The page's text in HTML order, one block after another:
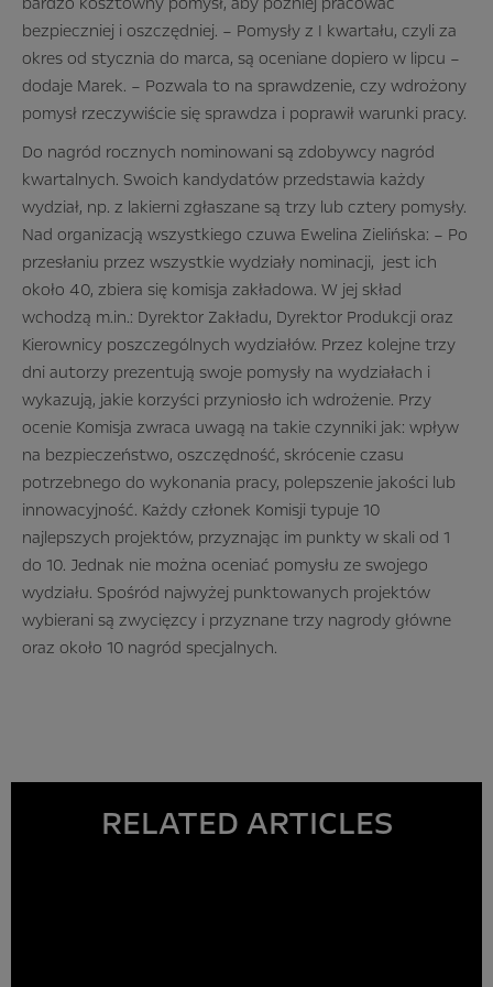
bezpieczniej i oszczędniej. – Pomysły z I kwartału, czyli za
okres od stycznia do marca, są oceniane dopiero w lipcu –
dodaje Marek. – Pozwala to na sprawdzenie, czy wdrożony
pomysł rzeczywiście się sprawdza i poprawił warunki pracy.
Do nagród rocznych nominowani są zdobywcy nagród
kwartalnych. Swoich kandydatów przedstawia każdy
wydział, np. z lakierni zgłaszane są trzy lub cztery pomysły.
Nad organizacją wszystkiego czuwa Ewelina Zielińska: – Po
przesłaniu przez wszystkie wydziały nominacji, jest ich
około 40, zbiera się komisja zakładowa. W jej skład
wchodzą m.in.: Dyrektor Zakładu, Dyrektor Produkcji oraz
Kierownicy poszczególnych wydziałów. Przez kolejne trzy
dni autorzy prezentują swoje pomysły na wydziałach i
wykazują, jakie korzyści przyniosło ich wdrożenie. Przy
ocenie Komisja zwraca uwagą na takie czynniki jak: wpływ
na bezpieczeństwo, oszczędność, skrócenie czasu
potrzebnego do wykonania pracy, polepszenie jakości lub
innowacyjność. Każdy członek Komisji typuje 10
najlepszych projektów, przyznając im punkty w skali od 1
do 10. Jednak nie można oceniać pomysłu ze swojego
wydziału. Spośród najwyżej punktowanych projektów
wybierani są zwycięzcy i przyznane trzy nagrody główne
oraz około 10 nagród specjalnych.
RELATED ARTICLES